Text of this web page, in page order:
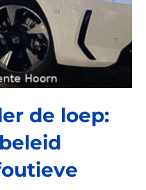
de loep: